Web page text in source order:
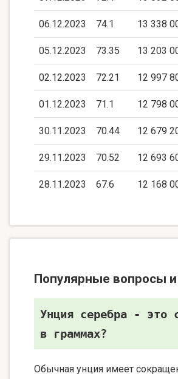
06.12.2023 74.1 13 338
05.12.2023 73.35 13 203
02.12.2023 72.21 12 997
01.12.2023 71.1 12 798
30.11.2023 70.44 12 679
29.11.2023 70.52 12 693
28.11.2023 67.6 12 168
Популярные вопросы
Унция серебра - это
в граммах?
Обычная унция имеет